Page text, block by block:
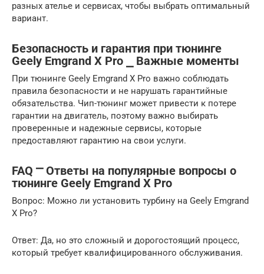
разных ателье и сервисах, чтобы выбрать оптимальный
вариант.
Безопасность и гарантия при тюнинге
Geely Emgrand X Pro ⎯ Важные моменты
При тюнинге Geely Emgrand X Pro важно соблюдать
правила безопасности и не нарушать гарантийные
обязательства. Чип-тюнинг может привести к потере
гарантии на двигатель, поэтому важно выбирать
проверенные и надежные сервисы, которые
предоставляют гарантию на свои услуги.
FAQ ⎻ Ответы на популярные вопросы о
тюнинге Geely Emgrand X Pro
Вопрос: Можно ли установить турбину на Geely Emgrand
X Pro?
Ответ: Да, но это сложный и дорогостоящий процесс,
который требует квалифицированного обслуживания.